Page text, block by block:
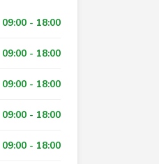
09:00 - 18:00
09:00 - 18:00
09:00 - 18:00
09:00 - 18:00
09:00 - 18:00